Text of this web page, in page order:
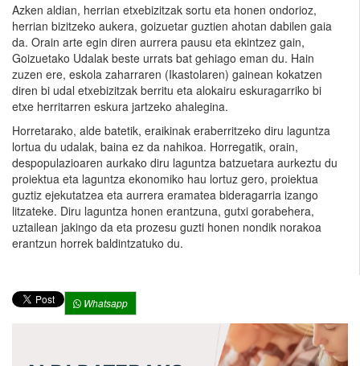
Azken aldian, herrian etxebizitzak sortu eta honen ondorioz,
herrian bizitzeko aukera, goizuetar guztien ahotan dabilen gaia
da. Orain arte egin diren aurrera pausu eta ekintzez gain,
Goizuetako Udalak beste urrats bat gehiago eman du. Hain
zuzen ere, eskola zaharraren (Ikastolaren) gainean kokatzen
diren bi udal etxebizitzak berritu eta alokairu eskuragarriko bi
etxe herritarren eskura jartzeko ahalegina.
Horretarako, alde batetik, eraikinak eraberritzeko diru laguntza
lortua du udalak, baina ez da nahikoa. Horregatik, orain,
despopulazioaren aurkako diru laguntza batzuetara aurkeztu du
proiektua eta laguntza ekonomiko hau lortuz gero, proiektua
guztiz ejekutatzea eta aurrera eramatea bideragarria izango
litzateke. Diru laguntza honen erantzuna, gutxi gorabehera,
uztailean jakingo da eta prozesu guzti honen nondik norakoa
erantzun horrek baldintzatuko du.
Whatsapp